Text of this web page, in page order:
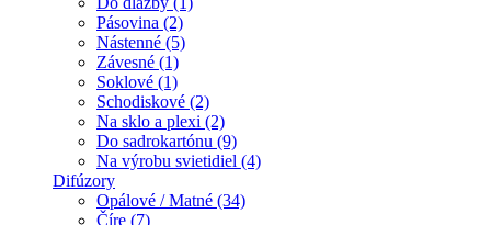
Pásovina (2)
Nástenné (5)
Závesné (1)
Soklové (1)
Schodiskové (2)
Na sklo a plexi (2)
Do sadrokartónu (9)
Na výrobu svietidiel (4)
Difúzory
Opálové / Matné (34)
Číre (7)